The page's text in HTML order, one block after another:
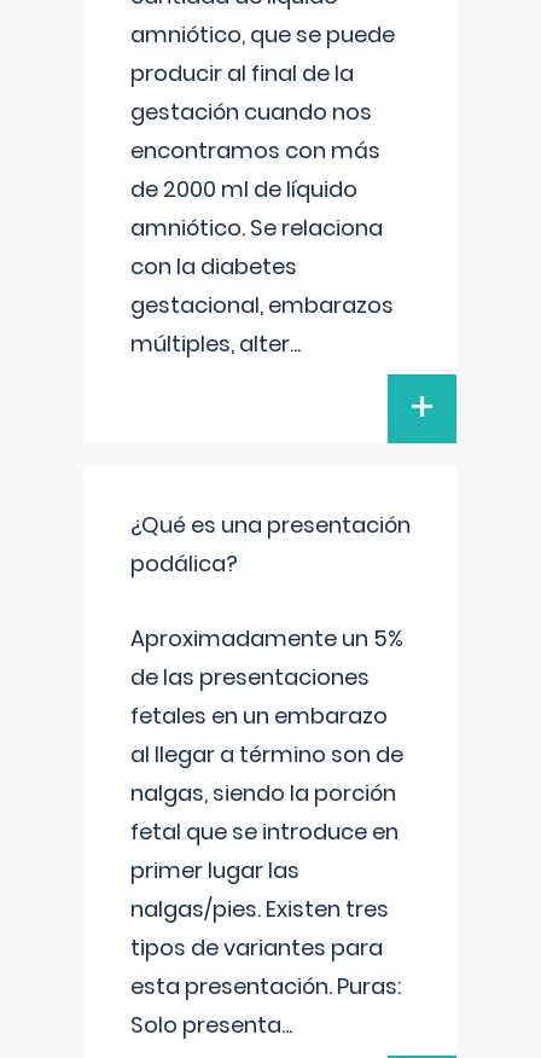
amniótico, que se puede
producir al final de la
gestación cuando nos
encontramos con más
de 2000 ml de líquido
amniótico. Se relaciona
con la diabetes
gestacional, embarazos
múltiples, alter...
+
¿Qué es una presentación
podálica?
Aproximadamente un 5%
de las presentaciones
fetales en un embarazo
al llegar a término son de
nalgas, siendo la porción
fetal que se introduce en
primer lugar las
nalgas/pies. Existen tres
tipos de variantes para
esta presentación. Puras:
Solo presenta...